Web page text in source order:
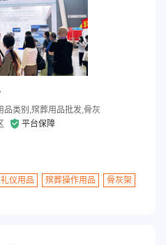
品类别,殡葬用品批发,骨灰
平台保障
仪用品 殡葬操作用品
骨灰架